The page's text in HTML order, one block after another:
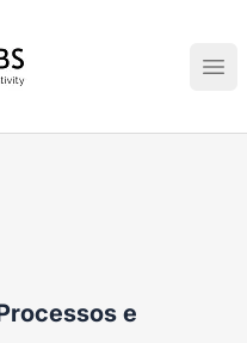
& Virtual Technologies
e